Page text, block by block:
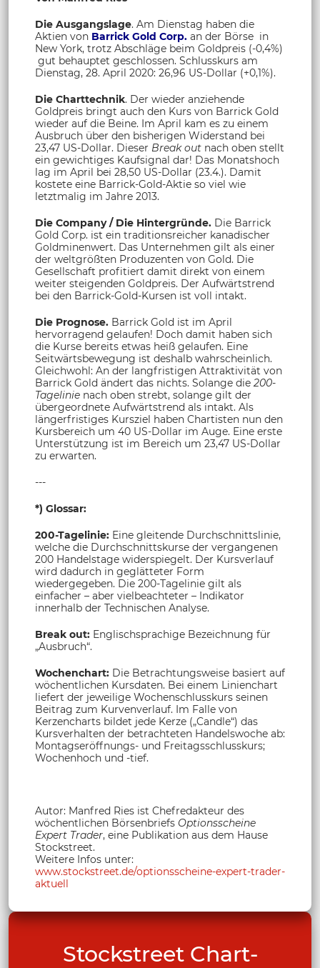
Die Ausgangslage. Am Dienstag haben die
Aktien von Barrick Gold Corp. an der Börse in
New York, trotz Abschläge beim Goldpreis (-0,4%)
gut behauptet geschlossen. Schlusskurs am
Dienstag, 28. April 2020: 26,96 US-Dollar (+0,1%).
Die Charttechnik. Der wieder anziehende
Goldpreis bringt auch den Kurs von Barrick Gold
wieder auf die Beine. Im April kam es zu einem
Ausbruch über den bisherigen Widerstand bei
23,47 US-Dollar. Dieser Break out nach oben stellt
ein gewichtiges Kaufsignal dar! Das Monatshoch
lag im April bei 28,50 US-Dollar (23.4.). Damit
kostete eine Barrick-Gold-Aktie so viel wie
letztmalig im Jahre 2013.
Die Company / Die Hintergründe. Die Barrick
Gold Corp. ist ein traditionsreicher kanadischer
Goldminenwert. Das Unternehmen gilt als einer
der weltgrößten Produzenten von Gold. Die
Gesellschaft profitiert damit direkt von einem
weiter steigenden Goldpreis. Der Aufwärtstrend
bei den Barrick-Gold-Kursen ist voll intakt.
Die Prognose. Barrick Gold ist im April
hervorragend gelaufen! Doch damit haben sich
die Kurse bereits etwas heiß gelaufen. Eine
Seitwärtsbewegung ist deshalb wahrscheinlich.
Gleichwohl: An der langfristigen Attraktivität von
Barrick Gold ändert das nichts. Solange die 200-
Tagelinie nach oben strebt, solange gilt der
übergeordnete Aufwärtstrend als intakt. Als
längerfristiges Kursziel haben Chartisten nun den
Kursbereich um 40 US-Dollar im Auge. Eine erste
Unterstützung ist im Bereich um 23,47 US-Dollar
zu erwarten.
---
*) Glossar:
200-Tagelinie: Eine gleitende Durchschnittslinie,
welche die Durchschnittskurse der vergangenen
200 Handelstage widerspiegelt. Der Kursverlauf
wird dadurch in geglätteter Form
wiedergegeben. Die 200-Tagelinie gilt als
einfacher – aber vielbeachteter – Indikator
innerhalb der Technischen Analyse.
Break out: Englischsprachige Bezeichnung für
„Ausbruch“.
Wochenchart: Die Betrachtungsweise basiert auf
wöchentlichen Kursdaten. Bei einem Linienchart
liefert der jeweilige Wochenschlusskurs seinen
Beitrag zum Kurvenverlauf. Im Falle von
Kerzencharts bildet jede Kerze („Candle“) das
Kursverhalten der betrachteten Handelswoche ab:
Montagseröffnungs- und Freitagsschlusskurs;
Wochenhoch und -tief.
Autor: Manfred Ries ist Chefredakteur des
wöchentlichen Börsenbriefs Optionsscheine
Expert Trader, eine Publikation aus dem Hause
Stockstreet.
Weitere Infos unter:
www.stockstreet.de/optionsscheine-expert-trader-
aktuell
Stockstreet Chart-